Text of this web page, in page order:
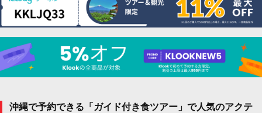
沖縄で予約できる「ガイド付き食ツアー」で人気のアクテ